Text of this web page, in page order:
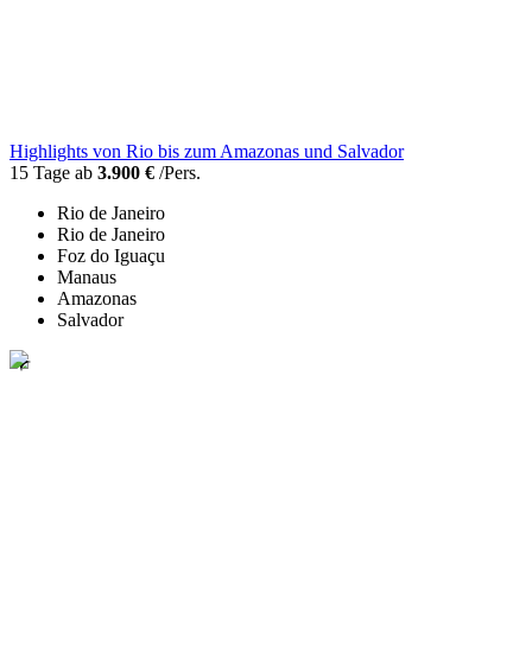
Highlights von Rio bis zum Amazonas und Salvador
15 Tage ab 3.900 € /Pers.
Rio de Janeiro
Rio de Janeiro
Foz do Iguaçu
Manaus
Amazonas
Salvador